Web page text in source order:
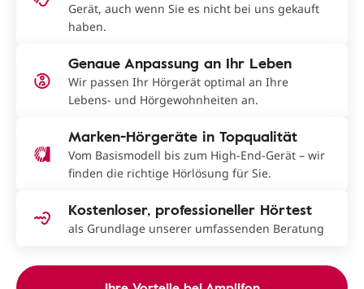
Gerät, auch wenn Sie es nicht bei uns gekauft
haben.
Genaue Anpassung an Ihr Leben
Wir passen Ihr Hörgerät optimal an Ihre
Lebens- und Hörgewohnheiten an.
Marken-Hörgeräte in Topqualität
Vom Basismodell bis zum High-End-Gerät – wir
finden die richtige Hörlösung für Sie.
Kostenloser, professioneller Hörtest
als Grundlage unserer umfassenden Beratung